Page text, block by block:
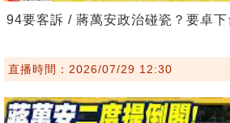
94要客訴 / 蔣萬安政治碰瓷？要卓
直播時間：2026/07/29 12:30